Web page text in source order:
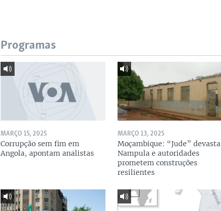
Programas
MARÇO 15, 2025
Corrupção sem fim em
Angola, apontam analistas
MARÇO 13, 2025
Moçambique: “Jude” devasta
Nampula e autoridades
prometem construções
resilientes